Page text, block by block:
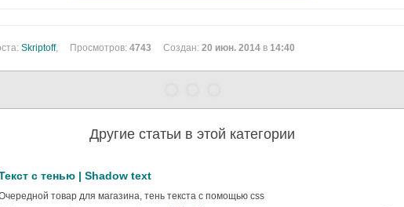
Skriptoff, Просмотров: 4743 Создан: 20 июн. 2014 в 14:40
Другие статьи в этой категории
с тенью | Shadow text
товар для магазина, тень текста с помощью css